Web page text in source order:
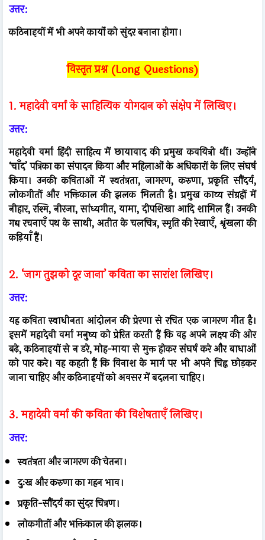
उत्तर:
कठिनाइयों में भी अपने कार्यों को सुंदर बनाना होगा।
विस्तृत प्रश्न (Long Questions)
1. महादेवी वर्मा के साहित्यिक योगदान को संक्षेप में लिखिए।
उत्तर:
महादेवी वर्मा हिंदी साहित्य में छायावाद की प्रमुख कवयित्री थीं। उन्होंने
‘चाँद’ पत्रिका का संपादन किया और महिलाओं के अधिकारों के लिए संघर्ष
किया। उनकी कविताओं में स्वतंत्रता, जागरण, करुणा, प्रकृति सौंदर्य,
लोकगीतों और भक्तिकाल की झलक मिलती है। प्रमुख काव्य संग्रहों में
नीहार, रश्मि, नीरजा, सांध्यगीत, यामा, दीपशिखा आदि शामिल हैं। उनकी
गद्य रचनाएँ पथ के साथी, अतीत के चलचित्र, स्मृति की रेखाएँ, श्रृंखला की
कड़ियाँ हैं।
2. ‘जाग तुझको दूर जाना’ कविता का सारांश लिखिए।
उत्तर:
यह कविता स्वाधीनता आंदोलन की प्रेरणा से रचित एक जागरण गीत है।
इसमें महादेवी वर्मा मनुष्य को प्रेरित करती हैं कि वह अपने लक्ष्य की ओर
बढ़े, कठिनाइयों से न डरे, मोह-माया से मुक्त होकर संघर्ष करे और बाधाओं
को पार करे। वह कहती हैं कि विनाश के मार्ग पर भी अपने चिह्न छोड़कर
जाना चाहिए और कठिनाइयों को अवसर में बदलना चाहिए।
3. महादेवी वर्मा की कविता की विशेषताएँ लिखिए।
उत्तर:
स्वतंत्रता और जागरण की चेतना।
दुःख और करुणा का गहन भाव।
प्रकृति-सौंदर्य का सुंदर चित्रण।
लोकगीतों और भक्तिकाल की झलक।